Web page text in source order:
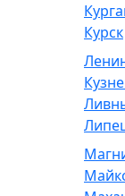
Курск